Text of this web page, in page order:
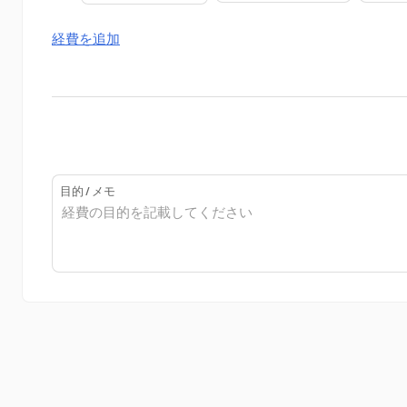
経費を追加
目的 / メモ